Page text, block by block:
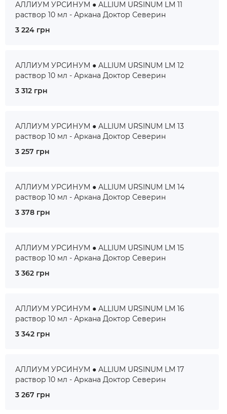
АЛЛИУМ УРСИНУМ ● ALLIUM URSINUM LM 11
раствор 10 мл - Аркана Доктор Северин
3 224 грн
АЛЛИУМ УРСИНУМ ● ALLIUM URSINUM LM 12
раствор 10 мл - Аркана Доктор Северин
3 312 грн
АЛЛИУМ УРСИНУМ ● ALLIUM URSINUM LM 13
раствор 10 мл - Аркана Доктор Северин
3 257 грн
АЛЛИУМ УРСИНУМ ● ALLIUM URSINUM LM 14
раствор 10 мл - Аркана Доктор Северин
3 378 грн
АЛЛИУМ УРСИНУМ ● ALLIUM URSINUM LM 15
раствор 10 мл - Аркана Доктор Северин
3 362 грн
АЛЛИУМ УРСИНУМ ● ALLIUM URSINUM LM 16
раствор 10 мл - Аркана Доктор Северин
3 342 грн
АЛЛИУМ УРСИНУМ ● ALLIUM URSINUM LM 17
раствор 10 мл - Аркана Доктор Северин
3 267 грн